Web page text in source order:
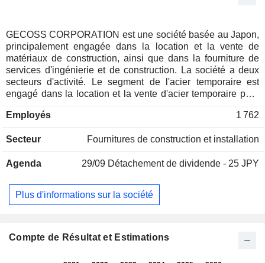
GECOSS CORPORATION est une société basée au Japon,
principalement engagée dans la location et la vente de
matériaux de construction, ainsi que dans la fourniture de
services d'ingénierie et de construction. La société a deux
secteurs d'activité. Le segment de l'acier temporaire est
engagé dans la location et la vente d'acier temporaire pour
construction d'ouvrages temporaires, ainsi que la production
machines de construction est engagé dans la location de
Employés 1 762
Secteur Fournitures de construction et installation
Agenda 29/09 Détachement de dividende - 25 JPY
Plus d'informations sur la société
Compte de Résultat et Estimations